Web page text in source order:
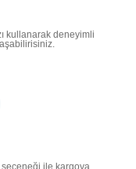
kullanarak deneyimli
ile kargoya